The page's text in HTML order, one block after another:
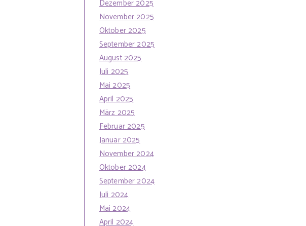
Dezember 2025
November 2025
Oktober 2025
September 2025
August 2025
Juli 2025
Mai 2025
April 2025
März 2025
Februar 2025
Januar 2025
November 2024
Oktober 2024
September 2024
Juli 2024
Mai 2024
April 2024